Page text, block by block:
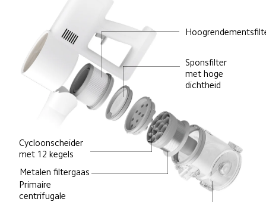
Sponsfilter
met hoge
dichtheid
Cycloonscheider
met 12 kegels
Metalen filtergaas
Primaire
centrifugale